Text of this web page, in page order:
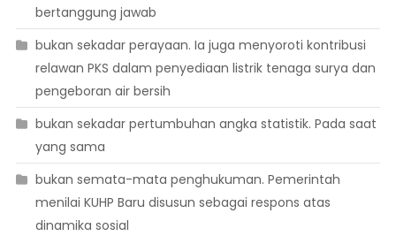
bertanggung jawab
bukan sekadar perayaan. Ia juga menyoroti kontribusi
relawan PKS dalam penyediaan listrik tenaga surya dan
pengeboran air bersih
bukan sekadar pertumbuhan angka statistik. Pada saat
yang sama
bukan semata-mata penghukuman. Pemerintah
menilai KUHP Baru disusun sebagai respons atas
dinamika sosial